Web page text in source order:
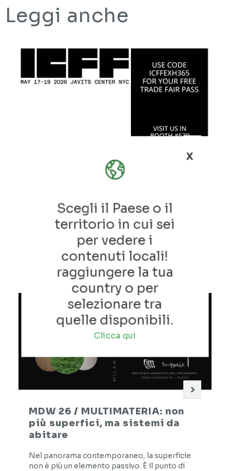
Scegli il Paese o il
territorio in cui sei
per vedere i
contenuti locali!
raggiungere la tua
country o per
selezionare tra
quelle disponibili.
Clicca qui
x
Leggi anche
Roofingreen @ICFF 2026
Roofingreen @ICFF 202617–19 maggio 2026 –
Javits Center, New York – Booth
#530Roofingreen conferma la propria
presenza nel mercato statunitense partec…
28 Aprile 2026
MDW 26 / MULTIMATERIA: non
più superfici, ma sistemi da
abitare
Nel panorama contemporaneo, la superficie
non è più un elemento passivo. È il punto di